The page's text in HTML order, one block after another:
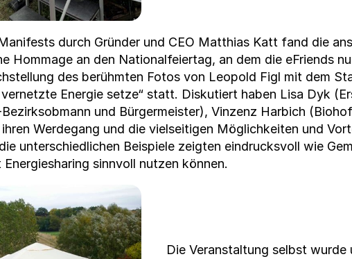
durch Grün­der und CEO Matthias Katt fand die
Hom­mage an den Nation­alfeiertag, an dem die eFriends
des berühmten Fotos von Leopold Figl mit dem
Energie set­ze“ statt. Disku­tiert haben Lisa Dyk
und Bürg­er­meis­ter), Vinzenz Har­bich
Werde­gang und die viel­seit­i­gen Möglichkeit­en und
unter­schiedlichen Beispiele zeigten ein­drucksvoll wie
sin­nvoll nutzen kön­nen.
Die Ver­anstal­tung selb­st